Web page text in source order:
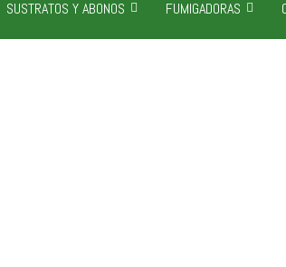
SUSTRATOS Y ABONOS FUMIGADORAS